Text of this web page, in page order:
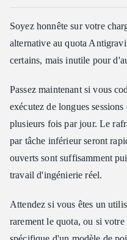
Soyez honnête sur votre
alternative au quota
certains, mais inutile pour
Passez maintenant si vous
exécutez de longues
plusieurs fois par jour. Le
par tâche inférieur seront
ouverts sont suffisamment
travail d'ingénierie réel.
Attendez si vous êtes un
rarement le quota, ou si